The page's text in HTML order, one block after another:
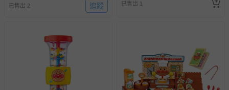
已售出 2 追蹤 已售出 1